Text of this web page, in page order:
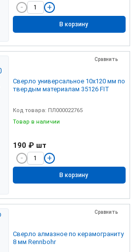
В корзину
Сравнить
Сверло универсальное 10х120 мм по
твердым материалам 35126 FIT
Код товара: ПЛ000022765
Товар в наличии
190 ₽ шт
В корзину
Сравнить
Сверло алмазное по керамограниту
8 мм Rennbohr